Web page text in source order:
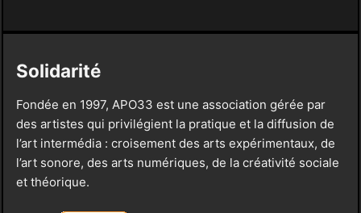
Solidarité
Fondée en 1997, APO33 est une association gérée par
des artistes qui privilégient la pratique et la diffusion de
l’art intermédia : croisement des arts expérimentaux, de
l’art sonore, des arts numériques, de la créativité sociale
et théorique.